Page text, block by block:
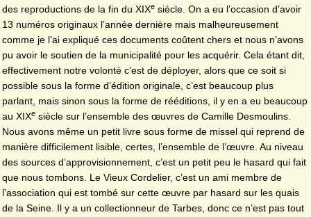
des reproductions de la fin du XIXe siècle. On a eu l’occasion d’avoir
13 numéros originaux l’année dernière mais malheureusement
comme je l’ai expliqué ces documents coûtent chers et nous n’avons
pu avoir le soutien de la municipalité pour les acquérir. Cela étant dit,
effectivement notre volonté c’est de déployer, alors que ce soit si
possible sous la forme d’édition originale, c’est beaucoup plus
parlant, mais sinon sous la forme de rééditions, il y en a eu beaucoup
au XIXe siècle sur l’ensemble des œuvres de Camille Desmoulins.
Nous avons même un petit livre sous forme de missel qui reprend de
manière difficilement lisible, certes, l’ensemble de l’œuvre. Au niveau
des sources d’approvisionnement, c’est un petit peu le hasard qui fait
que nous tombons. Le Vieux Cordelier, c’est un ami membre de
l’association qui est tombé sur cette œuvre par hasard sur les quais
de la Seine. Il y a un collectionneur de Tarbes, donc ce n’est pas tout